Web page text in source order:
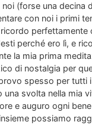
noi (forse una decina
con noi i primi
ricordo
perché ero lì, e
la mia prima
di nostalgia per
spesso per tutti
una svolta nella mia
e auguro ogni
possiamo